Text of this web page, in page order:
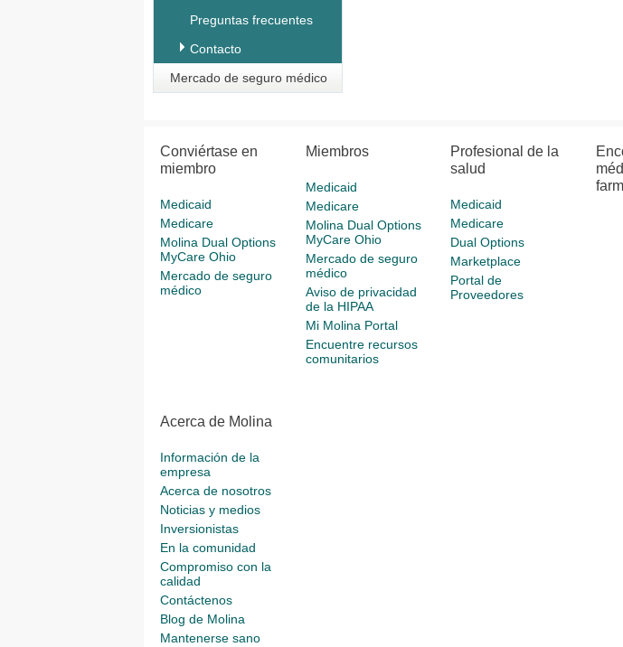
Preguntas frecuentes
Contacto
Mercado de seguro médico
Conviértase en
miembro
Medicaid
Medicare
Molina Dual Options
MyCare Ohio
Mercado de seguro
médico
Miembros
Medicaid
Medicare
Molina Dual Options
MyCare Ohio
Mercado de seguro
médico
Aviso de privacidad
de la HIPAA
Mi Molina Portal
Encuentre recursos
comunitarios
Profesional de la
salud
Medicaid
Medicare
Dual Options
Marketplace
Portal de
Proveedores
Acerca de Molina
Información de la
empresa
Acerca de nosotros
Noticias y medios
Inversionistas
En la comunidad
Compromiso con la
calidad
Contáctenos
Blog de Molina
Mantenerse sano